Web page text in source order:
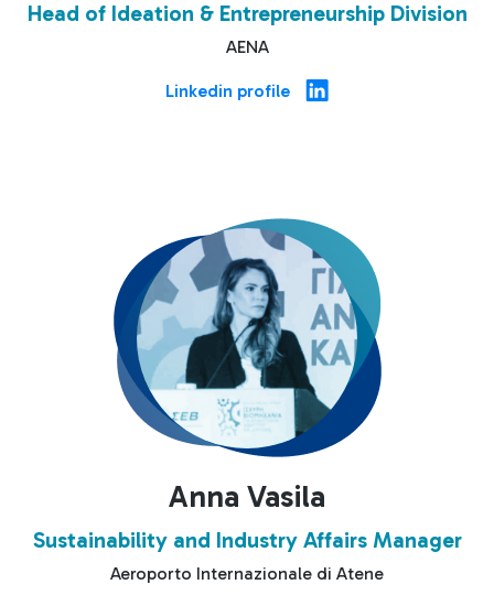
Head of Ideation & Entrepreneurship Division
AENA
Linkedin profile
Anna Vasila
Sustainability and Industry Affairs Manager
Aeroporto Internazionale di Atene